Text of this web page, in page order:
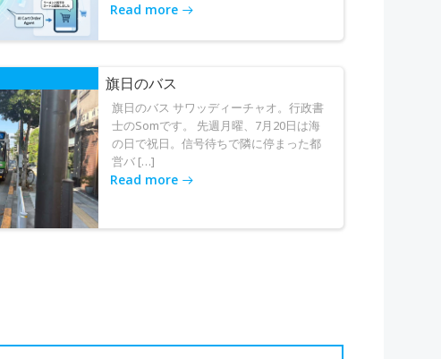
Read more
旗日のバス
旗日のバス サワッディーチャオ。行政書
士のSomです。 先週月曜、7月20日は海
の日で祝日。信号待ちで隣に停まった都
営バ […]
Read more